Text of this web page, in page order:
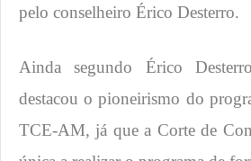
pelo conselheiro Érico Desterro.
Ainda segundo Érico
destacou o pioneirismo do
TCE-AM, já que a Corte de